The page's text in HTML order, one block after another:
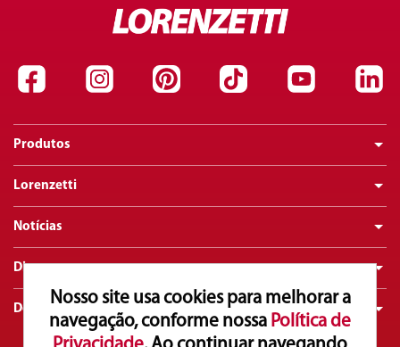
Nosso site usa cookies para melhorar a
navegação, conforme nossa Política de
Produtos
Lorenzetti
Notícias
Dicas
Downloads